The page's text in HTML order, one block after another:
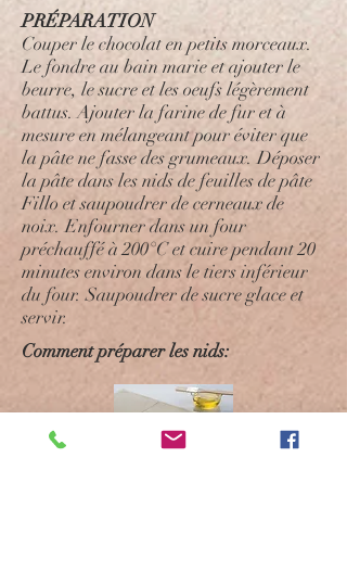
PRÉPARATION
Couper le chocolat en petits morceaux.
Le fondre au bain marie et ajouter le
beurre, le sucre et les oeufs légèrement
battus. Ajouter la farine de fur et à
mesure en mélangeant pour éviter que
la pâte ne fasse des grumeaux. Déposer
la pâte dans les nids de feuilles de pâte
Fillo et saupoudrer de cerneaux de
noix. Enfourner dans un four
préchauffé à 200°C et cuire pendant 20
minutes environ dans le tiers inférieur
du four. Saupoudrer de sucre glace et
servir.
Comment préparer les nids: